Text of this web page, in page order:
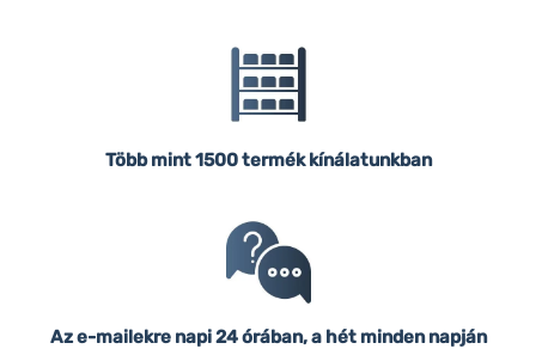
Több mint 1500 termék kínálatunkban
Az e-mailekre napi 24 órában, a hét minden napján